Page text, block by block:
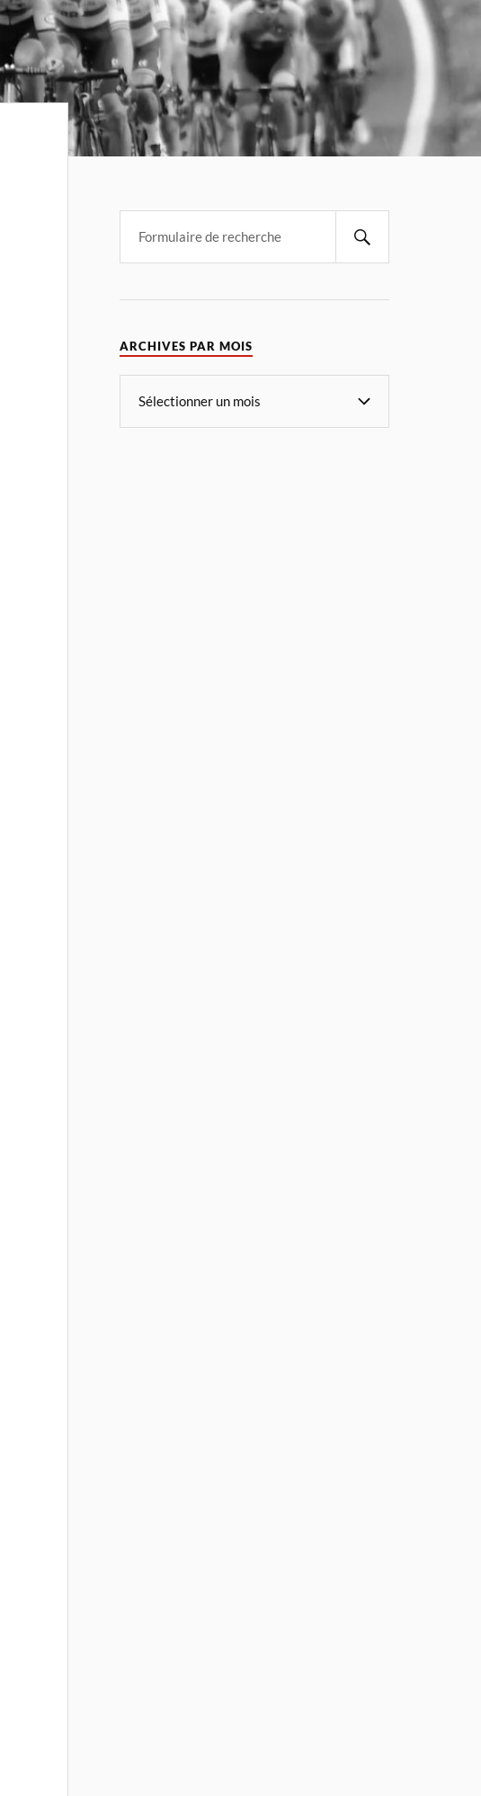
ARCHIVES PAR MOIS